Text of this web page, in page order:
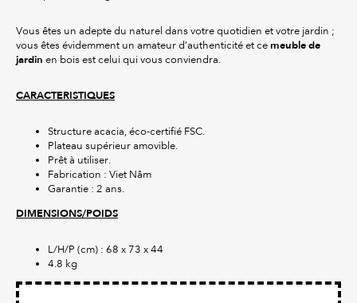
Vous êtes un adepte du naturel dans votre quotidien et votre jardin ;
vous êtes évidemment un amateur d’authenticité et ce meuble de
jardin en bois est celui qui vous conviendra.
CARACTERISTIQUES
Structure acacia, éco-certifié FSC.
Plateau supérieur amovible.
Prêt à utiliser.
Fabrication : Viet Nâm
Garantie : 2 ans.
DIMENSIONS/POIDS
L/H/P (cm) : 68 x 73 x 44
4.8 kg